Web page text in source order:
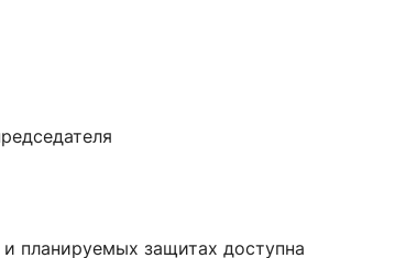
планируемых защитах доступна